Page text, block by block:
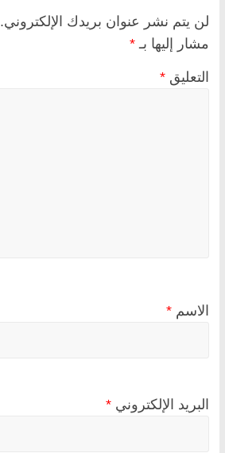
لن يتم نشر عنوان بريدك الإلكتروني.
مشار إليها بـ *
التعليق *
الاسم *
البريد الإلكتروني *